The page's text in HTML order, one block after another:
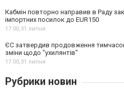
Кабмін повторно направив в Раду
імпортних посилок до EUR150
17:00,31 липня
ЄС затвердив продовження
зміни щодо "ухилянтів"
17:00,31 липня
Рубрики новин